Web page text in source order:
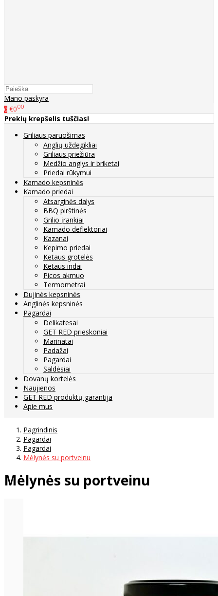
Mano paskyra
0 €000
Prekių krepšelis tuščias!
Griliaus paruošimas
Anglių uždegikliai
Griliaus priežiūra
Medžio anglys ir briketai
Priedai rūkymui
Kamado kepsninės
Kamado priedai
Atsarginės dalys
BBQ pirštinės
Grilio įrankiai
Kamado deflektoriai
Kazanai
Kepimo priedai
Ketaus grotelės
Ketaus indai
Picos akmuo
Termometrai
Dujinės kepsninės
Anglinės kepsninės
Pagardai
Delikatesai
GET RED prieskoniai
Marinatai
Padažai
Pagardai
Saldėsiai
Dovanų kortelės
Naujienos
GET RED produktų garantija
Apie mus
Pagrindinis
Pagardai
Pagardai
Mėlynės su portveinu
Mėlynės su portveinu